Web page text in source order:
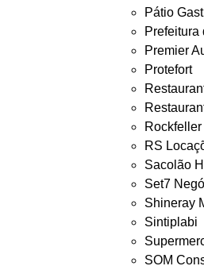
Pátio
Prefeitura
Premier
Protefort
Rockfeller
RS
Sacolão
Set7
Shineray
Sintiplabi
SOM